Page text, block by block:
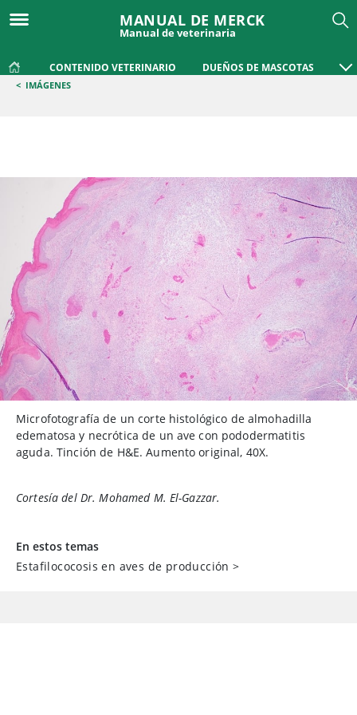
MANUAL DE MERCK
Manual de veterinaria
CONTENIDO VETERINARIO DUEÑOS DE MASCOTAS
< IMÁGENES
Microfotografía de un corte histológico de almohadilla
edematosa y necrótica de un ave con pododermatitis
aguda. Tinción de H&E. Aumento original, 40X.
Cortesía del Dr. Mohamed M. El-Gazzar.
En estos temas
Estafilococosis en aves de producción >